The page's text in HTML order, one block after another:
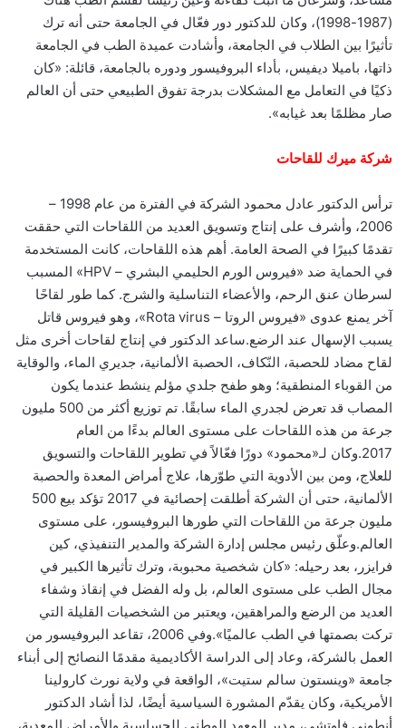
(1987-1998)، وكان للدكتور دور فعّال في الجامعة حتى أنه ترك
تأثيرًا بين الطلاب في الجامعة، وأشادت عميدة الطب في الجامعة
ذاتها، باميلا ديفيس، بأداء البروفيسور ودوره بالجامعة، قائلة: «كان
ذكيًا في التعامل مع المشكلات بدرجة تفوق الطبيعي حتى أن العالم
صار مظلمًا بعد غيابه».
شركة ميرك للقاحات
ترأس الدكتور عادل محمود الشركة في الفترة من عام 1998 –
2006، وأشرف على إنتاج وتسويق العديد من اللقاحات التي حققت
تقدمًا كبيرًا في الصحة العامة. أهم هذه اللقاحات، كانت المستخدمة
في الحماية ضد «فيروس الورم الحليمي البشري – HPV» المسبب
لسرطان عنق الرحم، والأعضاء التناسلية والشرج. كما طور لقاحًا
آخر يمنع عدوى «فيروس الروتا – Rota virus»، وهو فيروس قاتل
يسبب الإسهال عند الرضع.ساعد الدكتور في إنتاج لقاحات أخرى مثل
لقاح مضاد للحصبة، النّكاف، الحصبة الألمانية، جديري الماء، والوقاية
من القوباء المنطقية؛ وهو طفح جلدي مؤلم ينشط عندما يكون
المصاب قد تعرض لجدري الماء سابقًا. تم توزيع أكثر من 500 مليون
جرعة من هذه اللقاحات على مستوى العالم بدءًا من العام
2017.وكان لـ«محمود» دورًا فعّالاً في تطوير اللقاحات والتسويق
للعلاج، ومن بين الأدوية التي طوّرها، علاج أمراض المعدة والحصبة
الألمانية، حتى أن الشركة أطلقت إحصائية في 2017 تؤكد
بيع 500
مليون جرعة من اللقاحات التي طورها البروفيسور، على مستوى
العالم.وعلّق رئيس مجلس إدارة الشركة والمدير التنفيذي، كين
فرايزر، بعد رحيله: «كان شخصية محبوبة، وترك تأثيرها الكبير في
مجال الطب على مستوى العالم، بل وله الفضل في إنقاذ وشفاء
العديد من الرضع والمراهقين، ويعتبر من الشخصيات القليلة التي
تركت بصمتها في الطب عالميًا».وفي 2006، تقاعد البروفيسور من
العمل بالشركة، وعاد إلى الدراسة الأكاديمية مقدمًا النصائح إلى أبناء
جامعة «وينستون سالم ستيت»، الواقعة في ولاية نورث كارولينا
الأمريكية، وكان يقدّم المشورة السياسية أيضًا، لذا أشاد الدكتور
أنطوني فاوتشي، مدير المعهد الوطني للحساسية والأمراض المعدية،